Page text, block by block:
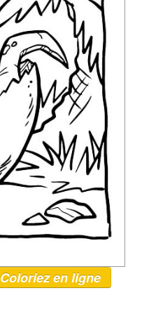
Coloriez en ligne